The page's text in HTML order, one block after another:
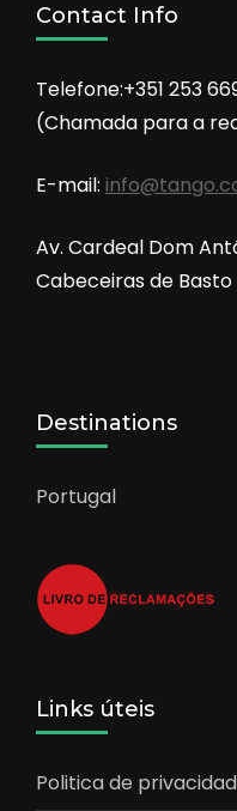
Contact Info
Telefone:+351 253
(Chamada para a
E-mail:
Av. Cardeal Dom
Cabeceiras de Basto
Destinations
Portugal
Links úteis
Politica de